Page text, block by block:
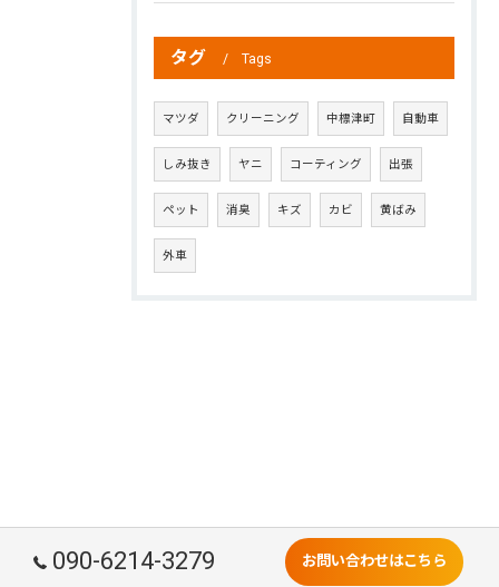
タグ Tags
マツダ クリーニング 中標津町 自動車
しみ抜き ヤニ コーティング 出張
ペット 消臭 キズ カビ 黄ばみ
外車
090-6214-3279 お問い合わせはこちら